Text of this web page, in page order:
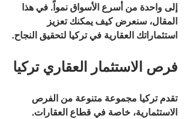
إلى واحدة من أسرع الأسواق نمواً. في هذا
المقال، سنعرض كيف يمكنك تعزيز
استثماراتك العقارية في تركيا لتحقيق النجاح.
فرص الاستثمار العقاري تركيا
تقدم تركيا مجموعة متنوعة من الفرص
الاستثمارية، خاصة في قطاع العقارات.